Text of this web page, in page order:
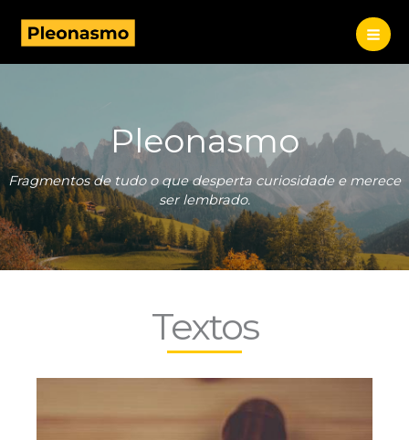
Pleonasmo
Fragmentos de tudo o que desperta curiosidade e merece
ser lembrado.
Textos